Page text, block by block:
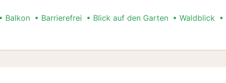
Balkon Barrierefrei Blick auf den Garten Waldblick